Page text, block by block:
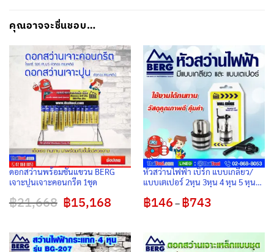
คุณอาจจะชื่นชอบ…
ดอกสว่านพร้อมชั้นแขวน BERG
เจาะปูนเจาะคอนกรีต 1ชุด
฿21,668 Original
price
฿15,168Current
price
หัวสว่านไฟฟ้า เบิร์ก แบบเกลียว/
แบบเตเปอร์ 2หุน 3หุน 4 หุน 5 หุน
฿146 – ฿743Price
range:
฿743